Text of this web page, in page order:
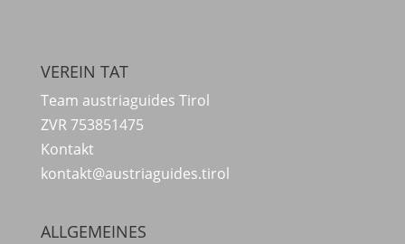
VEREIN TAT
Team austriaguides Tirol
ZVR 753851475
Kontakt
kontakt@austriaguides.tirol
ALLGEMEINES